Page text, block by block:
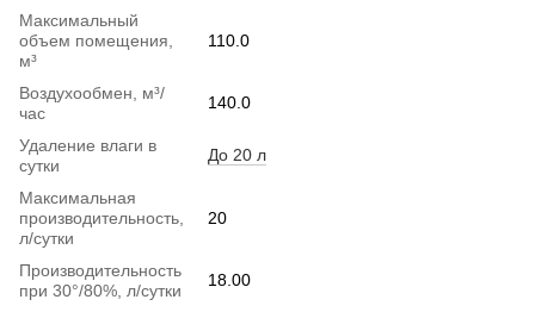
Максимальный
объем помещения,
м³
110.0
Воздухообмен, м³/
час
140.0
Удаление влаги в
сутки
До 20 л
Максимальная
производительность,
л/сутки
20
Производительность
при 30°/80%, л/сутки
18.00